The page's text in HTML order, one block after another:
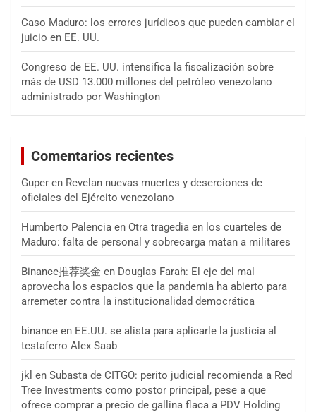
Caso Maduro: los errores jurídicos que pueden cambiar el
juicio en EE. UU.
Congreso de EE. UU. intensifica la fiscalización sobre
más de USD 13.000 millones del petróleo venezolano
administrado por Washington
Comentarios recientes
Guper en Revelan nuevas muertes y deserciones de
oficiales del Ejército venezolano
Humberto Palencia en Otra tragedia en los cuarteles de
Maduro: falta de personal y sobrecarga matan a militares
Binance推荐奖金 en Douglas Farah: El eje del mal
aprovecha los espacios que la pandemia ha abierto para
arremeter contra la institucionalidad democrática
binance en EE.UU. se alista para aplicarle la justicia al
testaferro Alex Saab
jkl en Subasta de CITGO: perito judicial recomienda a Red
Tree Investments como postor principal, pese a que
ofrece comprar a precio de gallina flaca a PDV Holding